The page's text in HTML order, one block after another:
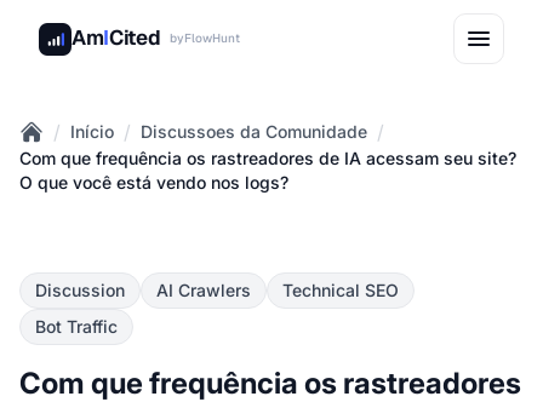
AmICited byFlowHunt
Home
/ Início / Discussoes da Comunidade /
Com que frequência os rastreadores de IA acessam seu site?
O que você está vendo nos logs?
Discussion AI Crawlers
Technical SEO
Bot Traffic
Com que frequência os rastreadores